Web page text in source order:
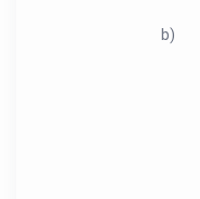
b)